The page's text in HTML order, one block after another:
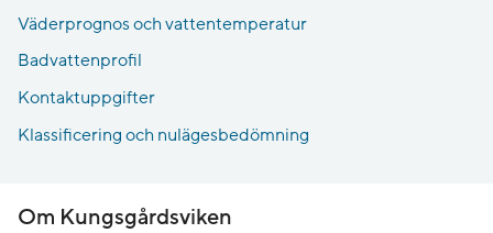
Väderprognos och vattentemperatur
Badvattenprofil
Kontaktuppgifter
Klassificering och nulägesbedömning
Om Kungsgårdsviken